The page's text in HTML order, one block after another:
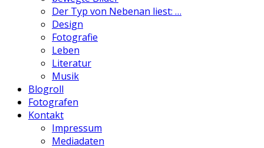
Der Typ von Nebenan liest: …
Design
Fotografie
Leben
Literatur
Musik
Blogroll
Fotografen
Kontakt
Impressum
Mediadaten